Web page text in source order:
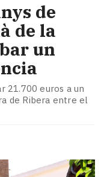
de
de la
un
21.700 euros a un
de Ribera entre el